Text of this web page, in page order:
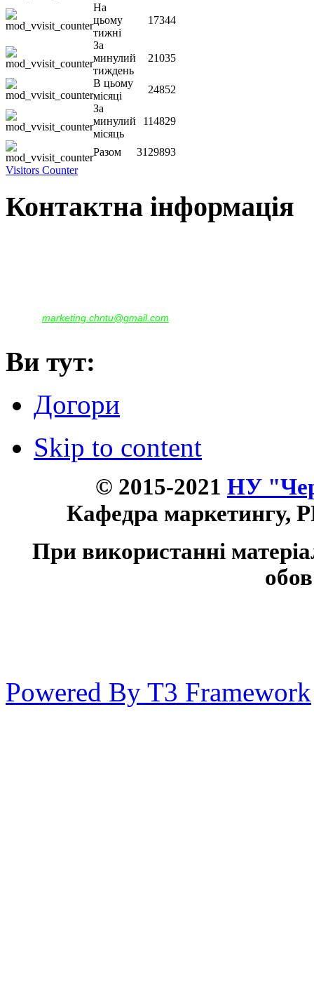
На
цьому
тижні
17344
За
минулий
тиждень
21035
В цьому
місяці
24852
За
минулий
місяць
114829
Разом
3129893
Visitors Counter
Контактна інформація
marketing.chntu@gmail.com
Ви тут:
Догори
Skip to content
© 2015-2021 НУ
Кафедра маркетингу,
При використанні
Powered By T3 Framework